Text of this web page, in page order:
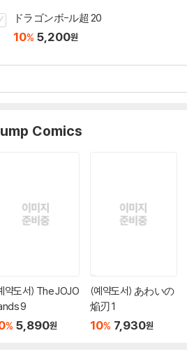
ドラゴンボ-ル超 20
10% 5,200원
Comics
약도서) The JOJO
9
% 5,890원
(예약도서) あわいの
焔刃 1
10% 7,930원